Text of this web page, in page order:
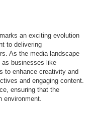
an exciting evolution
to delivering
As the media landscape
as businesses like
to enhance creativity and
and engaging content.
ensuring that the
environment.